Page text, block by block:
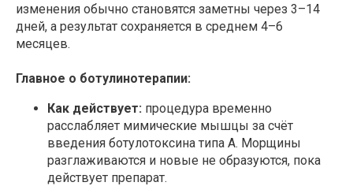
изменения обычно становятся заметны через 3–14
дней, а результат сохраняется в среднем 4–6
месяцев.
Главное о ботулинотерапии:
Как действует: процедура временно
расслабляет мимические мышцы за счёт
введения ботулотоксина типа А. Морщины
разглаживаются и новые не образуются, пока
действует препарат.
РАБОТАЕТ ПРОЦЕДУРА